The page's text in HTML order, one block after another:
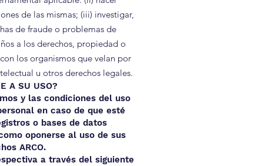
de las mismas; (iii) investigar,
de fraude o problemas de
a los derechos, propiedad o
los organismos que velan por
u otros derechos legales.
A SU USO?
y las condiciones del uso
en caso de que esté
o bases de datos
oponerse al uso de sus
ARCO.
a través del siguiente